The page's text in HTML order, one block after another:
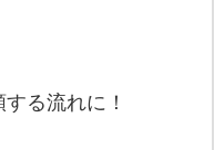
る流れに！